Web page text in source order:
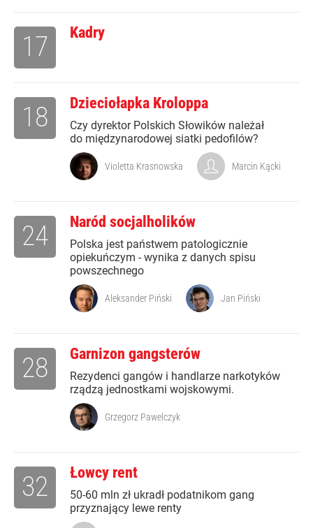
Kadry
17
Dzieciołapka Kroloppa
Czy dyrektor Polskich Słowików należał
do międzynarodowej siatki pedofilów?
18
Violetta Krasnowska Marcin Kącki
Naród socjalholików
Polska jest państwem patologicznie
opiekuńczym - wynika z danych spisu
powszechnego
24
Aleksander Piński Jan Piński
Garnizon gangsterów
Rezydenci gangów i handlarze narkotyków
rządzą jednostkami wojskowymi.
28
Grzegorz Pawelczyk
Łowcy rent
50-60 mln zł ukradł podatnikom gang
przyznający lewe renty
32